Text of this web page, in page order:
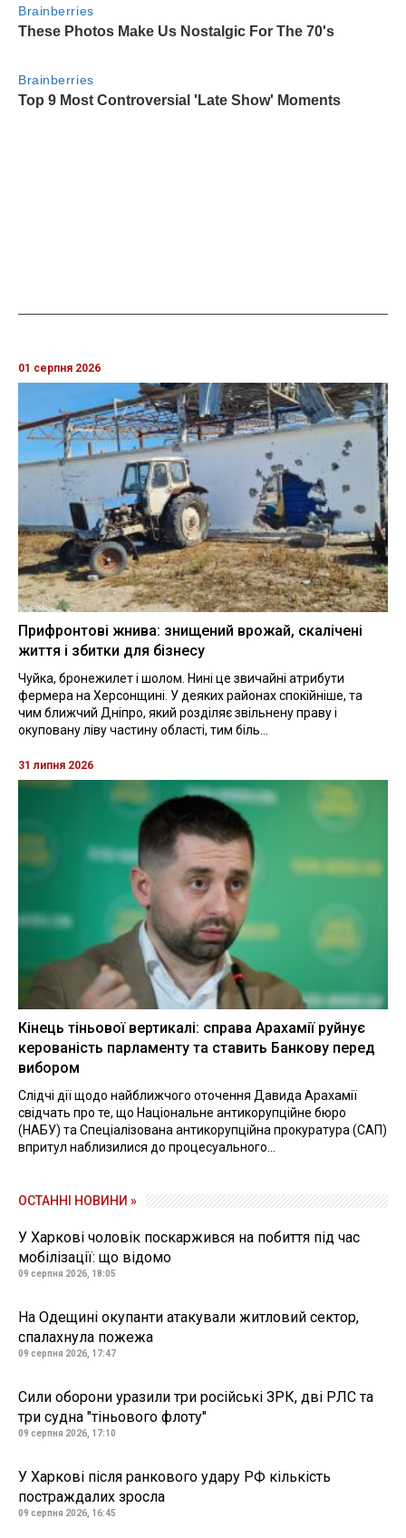
01 серпня 2026
Прифронтові жнива: знищений врожай, скалічені
життя і збитки для бізнесу
Чуйка, бронежилет і шолом. Нині це звичайні атрибути
фермера на Херсонщині. У деяких районах спокійніше, та
чим ближчий Дніпро, який розділяє звільнену праву і
окуповану ліву частину області, тим біль...
31 липня 2026
Кінець тіньової вертикалі: справа Арахамії руйнує
керованість парламенту та ставить Банкову перед
вибором
Слідчі дії щодо найближчого оточення Давида Арахамії
свідчать про те, що Національне антикорупційне бюро
(НАБУ) та Спеціалізована антикорупційна прокуратура (САП)
впритул наблизилися до процесуального...
ОСТАННІ НОВИНИ »
У Харкові чоловік поскаржився на побиття під час
мобілізації: що відомо
09 серпня 2026, 18:05
На Одещині окупанти атакували житловий сектор,
спалахнула пожежа
09 серпня 2026, 17:47
Сили оборони уразили три російські ЗРК, дві РЛС та
три судна "тіньового флоту"
09 серпня 2026, 17:10
У Харкові після ранкового удару РФ кількість
постраждалих зросла
09 серпня 2026, 16:45